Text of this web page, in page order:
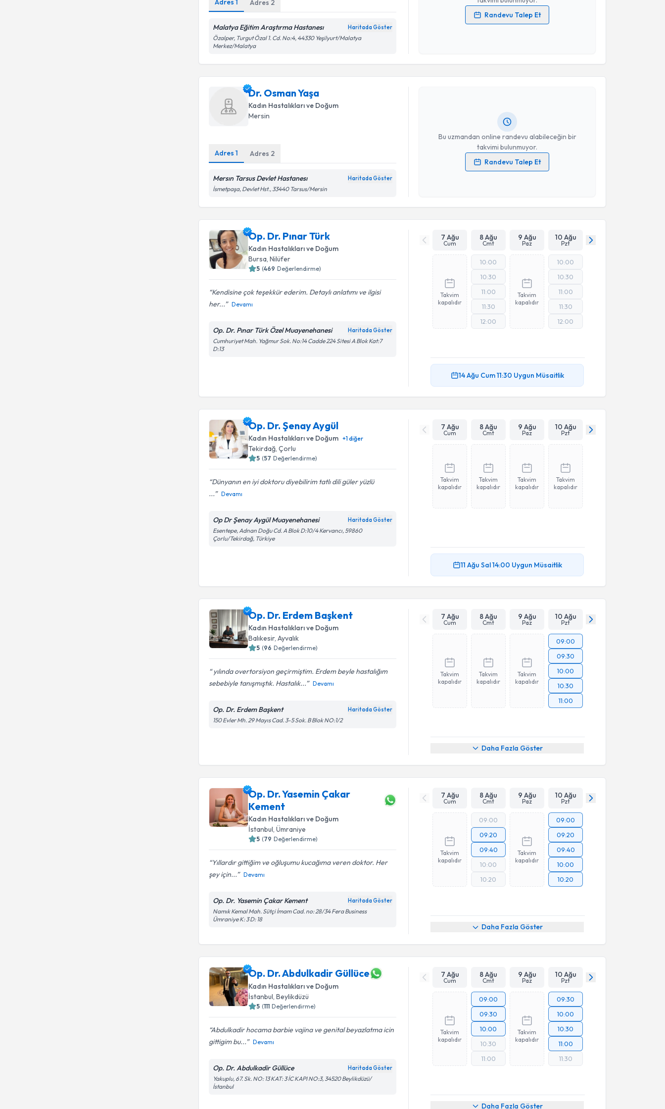
Adres 2
Malatya Eğitim Araştırma Hastanesı Haritada Göster
Özalper, Turgut Özal 1. Cd. No:4, 44330 Yeşilyurt/Malatya
Merkez/Malatya
Randevu Talep Et
Kişisel verilerimin işlenmesine ilişkinAydınlatma Metni
Takvim Talebini Gönder
Dr. Osman Yaşa
Kadın Hastalıkları ve Doğum
Mersin
Adres1 Adres 2
Mersın Tarsus Devlet Hastanesı Haritada Göster
İsmetpaşa, Devlet Hst., 33440 Tarsus/Mersin
Bu uzmandan online randevu alabileceğin bir
takvimi bulunmuyor.
Randevu Talep Et
Randevu Takvimi Talebi
Kişisel verilerimin işlenmesine ilişkinAydınlatma Metni
Takvim Talebini Gönder
Op. Dr. Pınar Türk
Kadın Hastalıkları ve Doğum
Bursa , Nilüfer
5 (469 Değerlendirme)
Kendisine çok teşekkür ederim. Detaylı anlatımı ve ilgisi
her...
Devamı
Op. Dr. Pınar Türk Özel Muayenehanesi Haritada Göster
Cumhuriyet Mah. Yağmur Sok. No:14 Cadde 224 Sitesi A Blok Kat:7
D:13
7 Ağu
Cum
8 Ağu
Cmt
9 Ağu
Paz
10 Ağu
Pzt
Takvim
kapalıdır
10:00
10:30
11:00
11:30
12:00
Takvim
kapalıdır
10:00
10:30
11:00
11:30
12:00
14 Ağu Cum11:30 Uygun Müsaitlik
Op. Dr. Şenay Aygül
Kadın Hastalıkları ve Doğum +1diğer
Tekirdağ , Çorlu
5 (57 Değerlendirme)
Dünyanın en iyi doktoru diyebilirim tatlı dili güler yüzlü
...
Devamı
Op Dr Şenay Aygül Muayenehanesi Haritada Göster
Esentepe, Adnan Doğu Cd. A Blok D:10/4 Kervancı, 59860
Çorlu/Tekirdağ, Türkiye
7 Ağu
Cum
8 Ağu
Cmt
9 Ağu
Paz
10 Ağu
Pzt
Takvim
kapalıdır
Takvim
kapalıdır
Takvim
kapalıdır
Takvim
kapalıdır
11 Ağu Sal14:00 Uygun Müsaitlik
Op. Dr. Erdem Başkent
Kadın Hastalıkları ve Doğum
Balıkesir, Ayvalık
5 (96 Değerlendirme)
yılında overtorsiyon geçirmiştim. Erdem beyle hastalığım
sebebiyle tanışmıştık. Hastalık...
Devamı
Op. Dr. Erdem Başkent Haritada Göster
150 Evler Mh. 29 Mayıs Cad. 3-5 Sok. B Blok NO:1/2
7 Ağu
Cum
8 Ağu
Cmt
9 Ağu
Paz
10 Ağu
Pzt
Takvim
kapalıdır
Takvim
kapalıdır
Takvim
kapalıdır
09:00
09:30
10:00
10:30
11:00
Daha Fazla Göster
Op. Dr. Yasemin Çakar
Kement
Kadın Hastalıkları ve Doğum
İstanbul, Ümraniye
5 (79 Değerlendirme)
Yıllardır gittiğim ve oğluşumu kucağıma veren doktor. Her
şey için...
Devamı
Op. Dr. Yasemin Çakar Kement Haritada Göster
Namık Kemal Mah. Sütçi İmam Cad. no: 28/34 Fera Business
Ümraniye K: 3 D: 18
7 Ağu
Cum
8 Ağu
Cmt
9 Ağu
Paz
10 Ağu
Pzt
Takvim
kapalıdır
09:00
09:20
09:40
10:00
10:20
Takvim
kapalıdır
09:00
09:20
09:40
10:00
10:20
Daha Fazla Göster
Op. Dr. Abdulkadir Güllüce
Kadın Hastalıkları ve Doğum
İstanbul , Beylikdüzü
5 (111 Değerlendirme)
Abdulkadir hocama barbie vajina ve genital beyazlatma icin
gittigim bu...
Devamı
Op. Dr. Abdulkadir Güllüce Haritada Göster
Yakuplu, 67. Sk. NO: 13 KAT: 3 İC KAPI NO:3, 34520 Beylikdüzü/
İstanbul
7 Ağu
Cum
8 Ağu
Cmt
9 Ağu
Paz
10 Ağu
Pzt
Takvim
kapalıdır
09:00
09:30
10:00
10:30
11:00
Takvim
kapalıdır
09:30
10:00
10:30
11:00
11:30
Daha Fazla Göster